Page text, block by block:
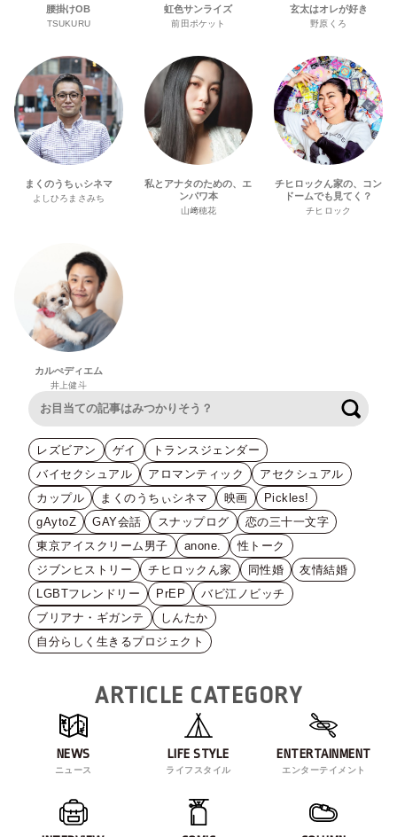
腰掛けOB
TSUKURU
虹色サンライズ
前田ポケット
玄太はオレが好き
野原くろ
まくのうちぃシネマ
よしひろまさみち
私とアナタのための、エ
ンパワ本
山﨑穂花
チヒロックん家の、コン
ドームでも見てく？
チヒロック
カルぺディエム
井上健斗
レズビアン ゲイ
トランスジェンダー
バイセクシュアル
アロマンティック
アセクシュアル
カップル
まくのうちぃシネマ 映画
Pickles!
gAytoZ
GAY会話 スナップログ
恋の三十一文字
東京アイスクリーム男子
anone.
性トーク
ジブンヒストリー
チヒロックん家 同性婚
友情結婚
LGBTフレンドリー
PrEP
バビ江ノビッチ
ブリアナ・ギガンテ
しんたか
自分らしく生きるプロジェクト
ARTICLE CATEGORY
NEWS
ニュース
LIFE STYLE
ライフスタイル
ENTERTAINMENT
エンターテイメント